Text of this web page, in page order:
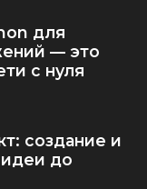
для
— это
с нуля
создание и
до